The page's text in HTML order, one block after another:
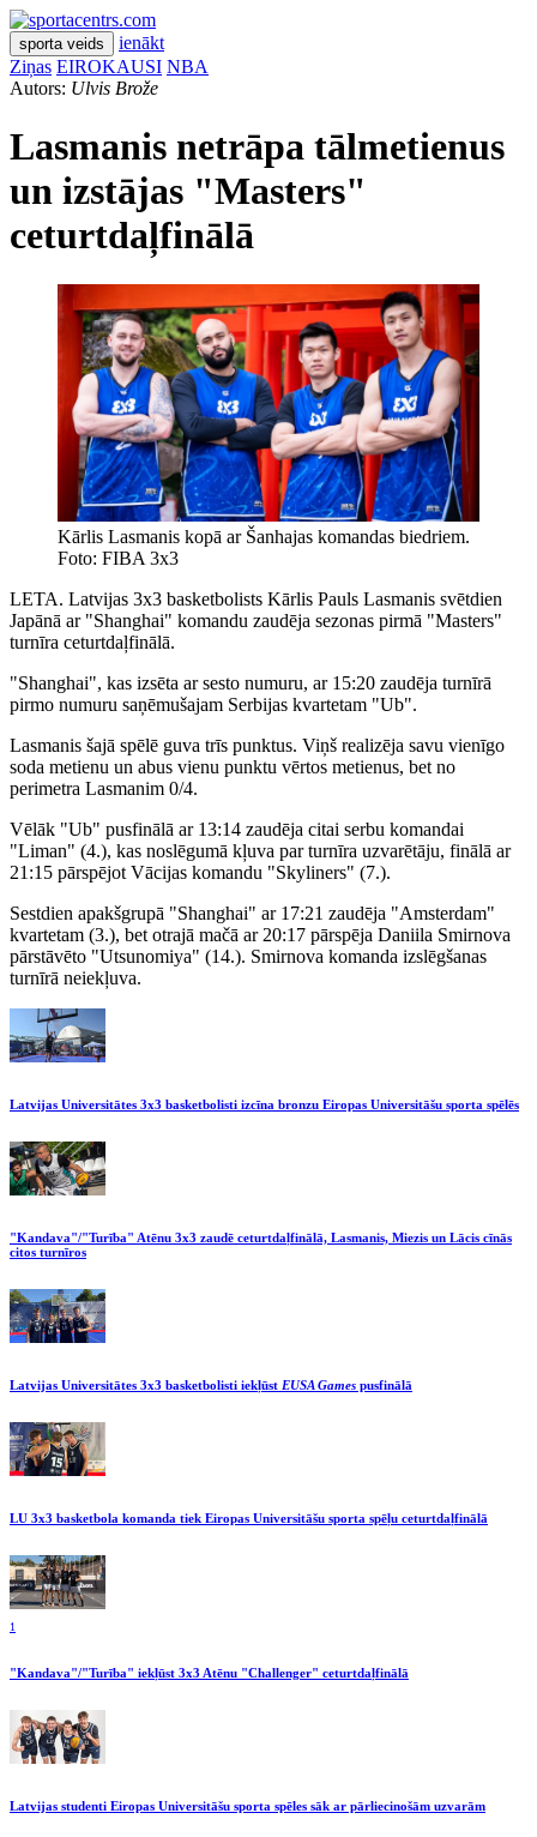
sporta veids
ienākt
Ziņas EIROKAUSI NBA
Autors: Ulvis Brože
Lasmanis netrāpa tālmetienus
un izstājas "Masters"
ceturtdaļfinālā
Kārlis Lasmanis kopā ar Šanhajas komandas biedriem.
Foto: FIBA 3x3
LETA. Latvijas 3x3 basketbolists Kārlis Pauls Lasmanis svētdien
Japānā ar "Shanghai" komandu zaudēja sezonas pirmā "Masters"
turnīra ceturtdaļfinālā.
"Shanghai", kas izsēta ar sesto numuru, ar 15:20 zaudēja turnīrā
pirmo numuru saņēmušajam Serbijas kvartetam "Ub".
Lasmanis šajā spēlē guva trīs punktus. Viņš realizēja savu vienīgo
soda metienu un abus vienu punktu vērtos metienus, bet no
perimetra Lasmanim 0/4.
Vēlāk "Ub" pusfinālā ar 13:14 zaudēja citai serbu komandai
"Liman" (4.), kas noslēgumā kļuva par turnīra uzvarētāju, finālā ar
21:15 pārspējot Vācijas komandu "Skyliners" (7.).
Sestdien apakšgrupā "Shanghai" ar 17:21 zaudēja "Amsterdam"
kvartetam (3.), bet otrajā mačā ar 20:17 pārspēja Daniila Smirnova
pārstāvēto "Utsunomiya" (14.). Smirnova komanda izslēgšanas
turnīrā neiekļuva.
Latvijas Universitātes 3x3 basketbolisti izcīna bronzu Eiropas Universitāšu sporta spēlēs
"Kandava"/"Turība" Atēnu 3x3 zaudē ceturtdaļfinālā, Lasmanis, Miezis un Lācis cīnās
citos turnīros
Latvijas Universitātes 3x3 basketbolisti iekļūst EUSA Games pusfinālā
LU 3x3 basketbola komanda tiek Eiropas Universitāšu sporta spēļu ceturtdaļfinālā
1
"Kandava"/"Turība" iekļūst 3x3 Atēnu "Challenger" ceturtdaļfinālā
Latvijas studenti Eiropas Universitāšu sporta spēles sāk ar pārliecinošām uzvarām